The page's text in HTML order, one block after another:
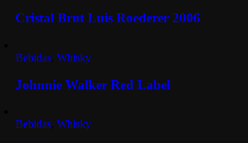
Cristal Brut Luis Roederer 2006
Bebidas Whisky
Johnnie Walker Red Label
Bebidas Whisky